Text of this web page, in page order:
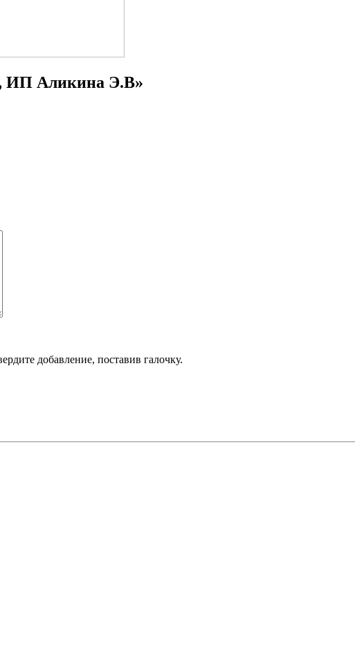
ИП Аликина Э.В»
добавление, поставив галочку.